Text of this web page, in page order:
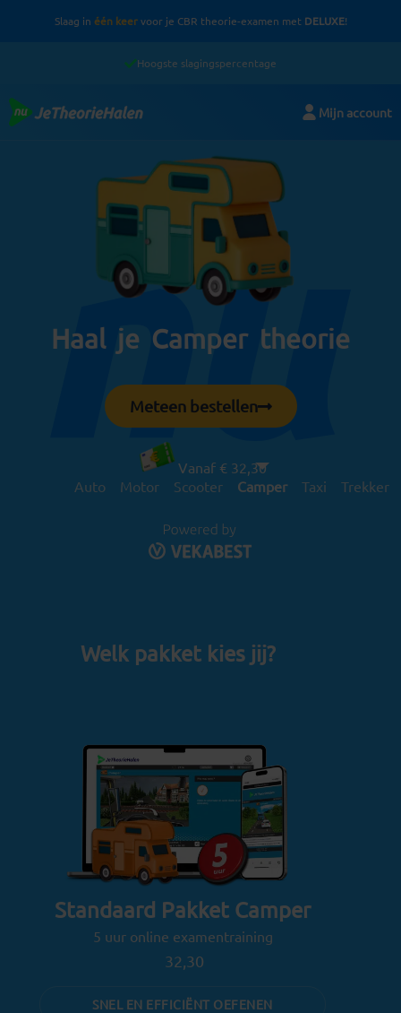
Slaag in één keervoor je CBR theorie-examen metDELUXE!
Hoogste slagingspercentage
Mijn account
Haal je Campertheorie
Meteen bestellen
Vanaf € 32,30
Auto
Motor Scooter Camper Taxi Trekker
Welk pakket kies jij?
Standaard Pakket Camper
5 uur online examentraining
32,30
SNEL EN EFFICIËNT OEFENEN